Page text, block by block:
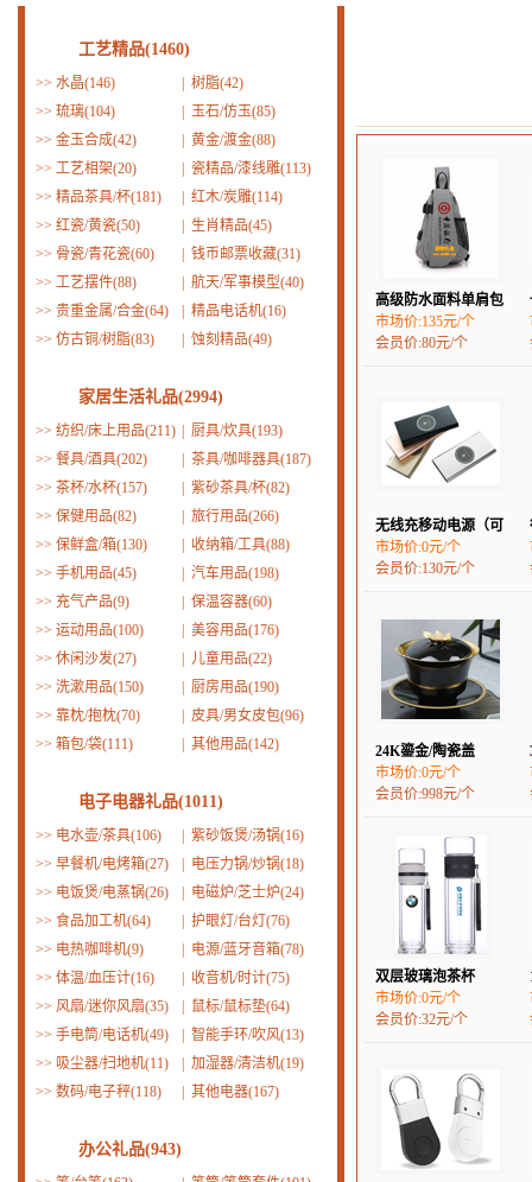
工艺精品(1460)
>> 水晶(146)
树脂(42)
>> 琉璃(104)
玉石/仿玉(85)
>> 金玉合成(42)
黄金/渡金(88)
>> 工艺相架(20)
瓷精品/漆线雕(113)
>> 精品茶具/杯(181)
红木/炭雕(114)
>> 红瓷/黄瓷(50)
生肖精品(45)
>> 骨瓷/青花瓷(60)
钱币邮票收藏(31)
>> 工艺摆件(88)
航天/军事模型(40)
>> 贵重金属/合金(64)
精品电话机(16)
>> 仿古铜/树脂(83) 蚀刻精品(49)
家居生活礼品(2994)
>> 纺织/床上用品(211)
厨具/炊具(193)
>> 餐具/酒具(202)
茶具/咖啡器具(187)
>> 茶杯/水杯(157)
紫砂茶具/杯(82)
>> 保健用品(82)
旅行用品(266)
>> 保鲜盒/箱(130)
收纳箱/工具(88)
>> 手机用品(45)
汽车用品(198)
>> 充气产品(9)
保温容器(60)
>> 运动用品(100)
美容用品(176)
>> 休闲沙发(27)
儿童用品(22)
>> 洗漱用品(150)
厨房用品(190)
>> 靠枕/抱枕(70)
皮具/男女皮包(96)
>> 箱包/袋(111) 其他用品(142)
电子电器礼品(1011)
>> 电水壶/茶具(106)
紫砂饭煲/汤锅(16)
>> 早餐机/电烤箱(27)
电压力锅/炒锅(18)
>> 电饭煲/电蒸锅(26)
电磁炉/芝士炉(24)
>> 食品加工机(64)
护眼灯/台灯(76)
>> 电热咖啡机(9)
电源/蓝牙音箱(78)
>> 体温/血压计(16)
收音机/时计(75)
>> 风扇/迷你风扇(35)
鼠标/鼠标垫(64)
>> 手电筒/电话机(49)
智能手环/吹风(13)
>> 吸尘器/扫地机(11)
加湿器/清洁机(19)
>> 数码/电子秤(118) 其他电器(167)
办公礼品(943)
高级防水面料单肩包
市场价:135元/个
会员价:80元/个
无线充移动电源（可
市场价:0元/个
会员价:130元/个
24K鎏金/陶瓷盖
市场价:0元/个
会员价:998元/个
双层玻璃泡茶杯
市场价:0元/个
会员价:32元/个